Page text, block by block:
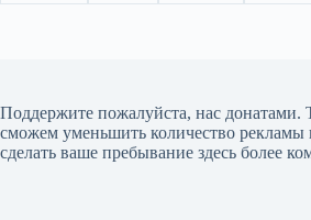
Поддержите пожалуйста, нас донатами.
сможем уменьшить количество рекламы
сделать ваше пребывание здесь более